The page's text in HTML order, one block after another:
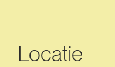
Locatie